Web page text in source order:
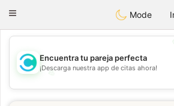
olombia
Toggle
Mode
💖
Encuentra tu pareja perfecta
¡Descarga nuestra app de citas ahora!